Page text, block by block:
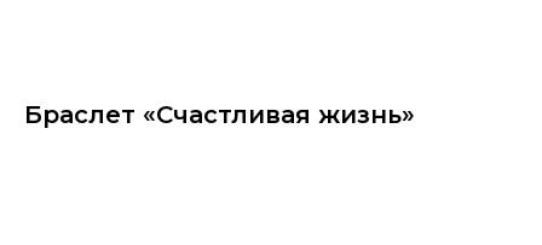
Браслет «Счастливая жизнь»